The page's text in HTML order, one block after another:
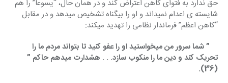
حق ندارد به فتوای کاهن اعتراض کند و در همان حال، “یسوعا” را هم
شایسته ی اعدام نمیداند و او را بیگناه تشخیص میدهد و در مقابل
“کاهن اعظم” فرماندار نظامی را تهدید میکند:
” شما سرور من میخواستید او را عفو کنید تا بتواند مردم ما را
تحریک کند و دین ما را منکوب سازد. . . هشدارت میدهم حاکم ”
(36).